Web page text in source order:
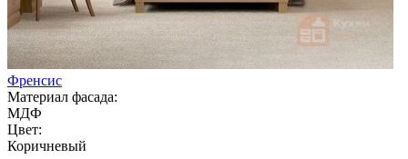
Френсис
Материал фасада:
МДФ
Цвет:
Коричневый